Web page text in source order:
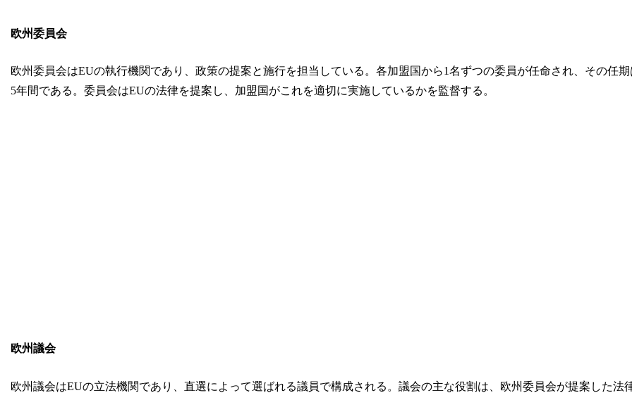
欧州委員会
欧州委員会はEUの執行機関であり、政策の提案と施行を担当している。各加盟国から1名ずつの委員が任命され、その任期
5年間である。委員会はEUの法律を提案し、加盟国がこれを適切に実施しているかを監督する。
欧州議会
欧州議会はEUの立法機関であり、直選によって選ばれる議員で構成される。議会の主な役割は、欧州委員会が提案した法